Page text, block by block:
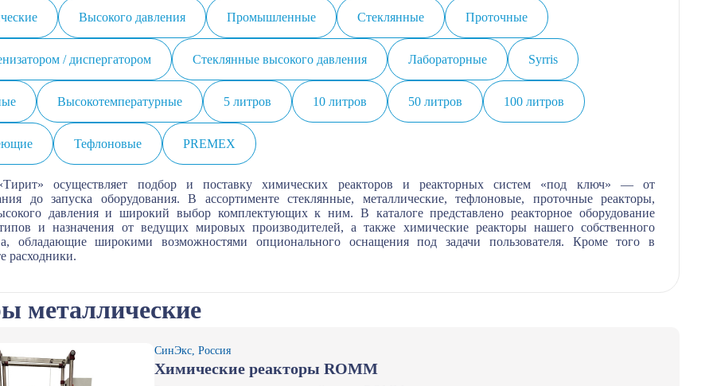
Высокого давления Промышленные Стеклянные Проточные
/ диспергатором Стеклянные высокого давления Лабораторные Syrris
Высокотемпературные 5 литров 10 литров 50 литров 100 литров
Тефлоновые PREMEX
осуществляет подбор и поставку химических реакторов и реакторных систем «под ключ» — от
до запуска оборудования. В ассортименте стеклянные, металлические, тефлоновые, проточные реакторы,
давления и широкий выбор комплектующих к ним. В каталоге представлено реакторное оборудование
и назначения от ведущих мировых производителей, а также химические реакторы нашего собственного
обладающие широкими возможностями опционального оснащения под задачи пользователя. Кроме того в
расходники.
металлические
СинЭкс, Россия
Химические реакторы ROMM